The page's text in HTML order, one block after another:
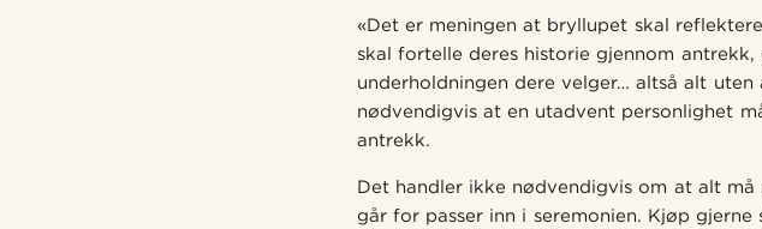
«Det er meningen at bryllupet skal
skal fortelle deres historie gjennom
underholdningen dere velger… altså alt
nødvendigvis at en utadvent personlighet
antrekk.
Det handler ikke nødvendigvis om at alt
går for passer inn i seremonien. Kjøp